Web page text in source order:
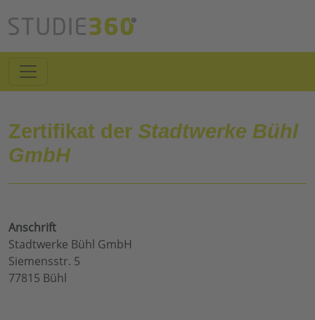
Zertifikat der Stadtwerke Bühl
GmbH
Anschrift
Stadtwerke Bühl GmbH
Siemensstr. 5
77815 Bühl